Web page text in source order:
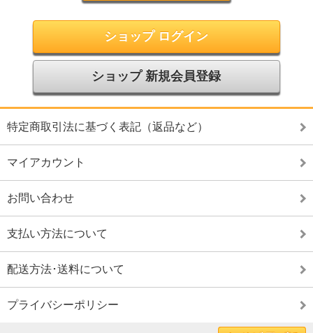
ショップ ログイン
ショップ 新規会員登録
特定商取引法に基づく表記（返品など）
マイアカウント
お問い合わせ
支払い方法について
配送方法･送料について
プライバシーポリシー